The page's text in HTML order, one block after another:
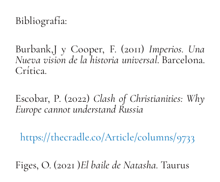
Bibliografía:
Burbank,J y Cooper, F. (2011) Imperios. Una
Nueva vision de la historia universal. Barcelona.
Crítica.
Escobar, P. (2022) Clash of Christianities: Why
Europe cannot understand Russia
https://thecradle.co/Article/columns/9733
Figes, O. (2021 )El baile de Natasha. Taurus